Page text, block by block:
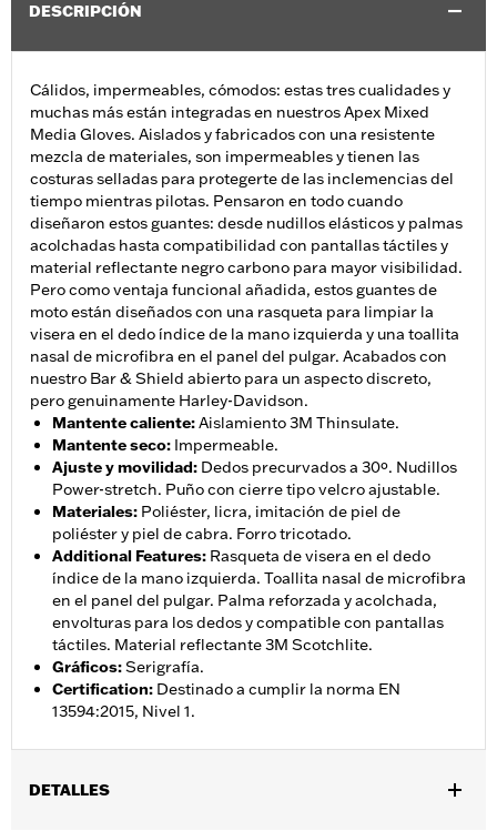
DESCRIPCIÓN
Cálidos, impermeables, cómodos: estas tres cualidades y
muchas más están integradas en nuestros Apex Mixed
Media Gloves. Aislados y fabricados con una resistente
mezcla de materiales, son impermeables y tienen las
costuras selladas para protegerte de las inclemencias del
tiempo mientras pilotas. Pensaron en todo cuando
diseñaron estos guantes: desde nudillos elásticos y palmas
acolchadas hasta compatibilidad con pantallas táctiles y
material reflectante negro carbono para mayor visibilidad.
Pero como ventaja funcional añadida, estos guantes de
moto están diseñados con una rasqueta para limpiar la
visera en el dedo índice de la mano izquierda y una toallita
nasal de microfibra en el panel del pulgar. Acabados con
nuestro Bar & Shield abierto para un aspecto discreto,
pero genuinamente Harley-Davidson.
Mantente caliente:Aislamiento 3M Thinsulate.
Mantente seco: Impermeable.
Ajuste y movilidad: Dedos precurvados a 30º. Nudillos
Power-stretch. Puño con cierre tipo velcro ajustable.
Materiales: Poliéster, licra, imitación de piel de
poliéster y piel de cabra. Forro tricotado.
Additional Features: Rasqueta de visera en el dedo
índice de la mano izquierda. Toallita nasal de microfibra
en el panel del pulgar. Palma reforzada y acolchada,
envolturas para los dedos y compatible con pantallas
táctiles. Material reflectante 3M Scotchlite.
Gráficos:Serigrafía.
Certification: Destinado a cumplir la norma EN
13594:2015, Nivel 1.
DETALLES